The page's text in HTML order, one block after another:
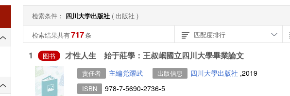
检索条件： 四川大学出版社 ( 出版社 )
检索结果共有717条 匹配度排行
1 图书 才性人生 始于莊學：王叔岷國立四川大學畢業論文
责任者 主編党躍武 出版信息 四川大學出版社 ,2019
ISBN
978-7-5690-2736-5